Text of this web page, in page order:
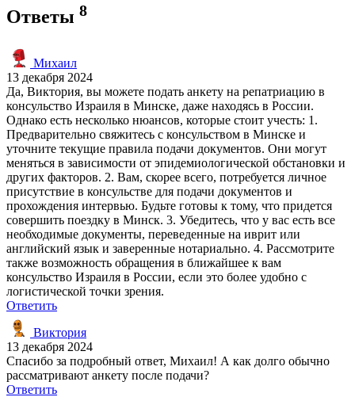
Ответы 8
Михаил
13 декабря 2024
Да, Виктория, вы можете подать анкету на репатриацию в
консульство Израиля в Минске, даже находясь в России.
Однако есть несколько нюансов, которые стоит учесть: 1.
Предварительно свяжитесь с консульством в Минске и
уточните текущие правила подачи документов. Они могут
меняться в зависимости от эпидемиологической обстановки и
других факторов. 2. Вам, скорее всего, потребуется личное
присутствие в консульстве для подачи документов и
прохождения интервью. Будьте готовы к тому, что придется
совершить поездку в Минск. 3. Убедитесь, что у вас есть все
необходимые документы, переведенные на иврит или
английский язык и заверенные нотариально. 4. Рассмотрите
также возможность обращения в ближайшее к вам
консульство Израиля в России, если это более удобно с
логистической точки зрения.
Ответить
Виктория
13 декабря 2024
Спасибо за подробный ответ, Михаил! А как долго обычно
рассматривают анкету после подачи?
Ответить